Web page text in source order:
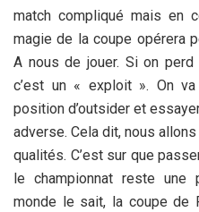
match compliqué mais en
magie de la coupe opérera
A nous de jouer. Si on
c’est un « exploit ». On
position d’outsider et
adverse. Cela dit, nous
qualités. C’est sur que
le championnat reste
monde le sait, la coupe de